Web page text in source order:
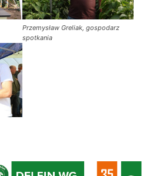
Przemysław Greliak, gospodarz
spotkania